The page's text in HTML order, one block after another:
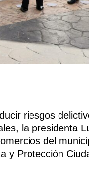
riesgos
la presidenta
del
y Protección